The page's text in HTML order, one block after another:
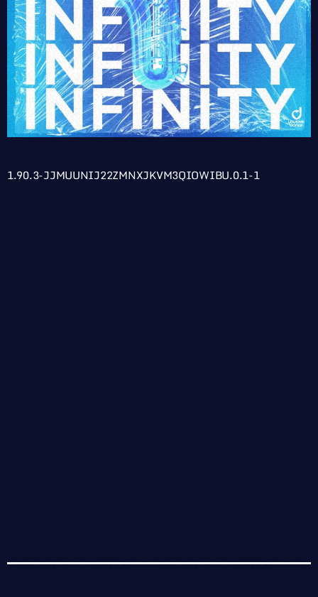
1.90.3-JJMUUNIJ22ZMNXJKVM3QIOWIBU.0.1-1